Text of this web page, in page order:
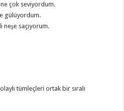
çok seviyordum.
gülüyordum.
neşe saçıyorum.
olaylı tümleçleri ortak bir sıralı